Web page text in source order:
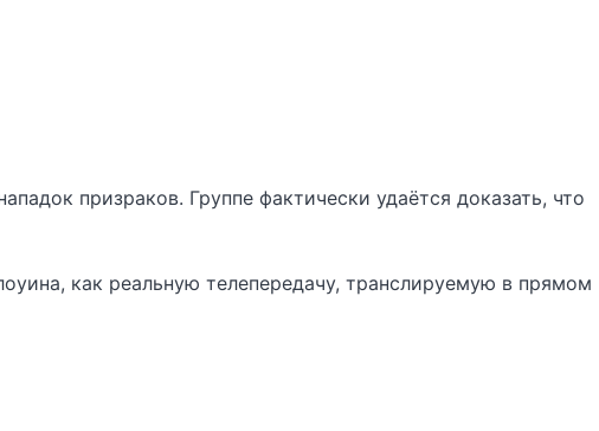
призраков. Группе фактически удаётся доказать, что
как реальную телепередачу, транслируемую в прямом